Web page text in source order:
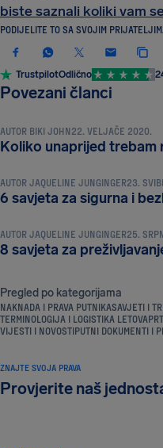
biste saznali koliki vam
PODIJELITE TO SA SVOJIM
TrustpilotOdlično
Povezani članci
SAVJETI I TRIKOVI ZA PUTOVANJA
AUTOR BIKI JOHN22. VELJAČE 2020.
Koliko unaprijed trebam
AUTOR JAQUELINE JUNGINGER23.
6 savjeta za sigurna i
SAVJETI I TRIKOVI ZA PUTOVANJA
AUTOR JAQUELINE JUNGINGER25.
8 savjeta za
Pregled po kategorijama
NAKNADA I PRAVA PUTNIKASAVJETI I
TERMINOLOGIJA I LOGISTIKA LETOVA
VIJESTI I NOVOSTIPUTNI DOKUMENTI I
ZNAJTE SVOJA PRAVA
Provjerite naš